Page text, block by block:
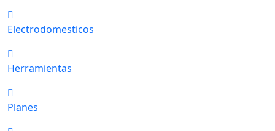
Electrodomesticos
Herramientas
Planes